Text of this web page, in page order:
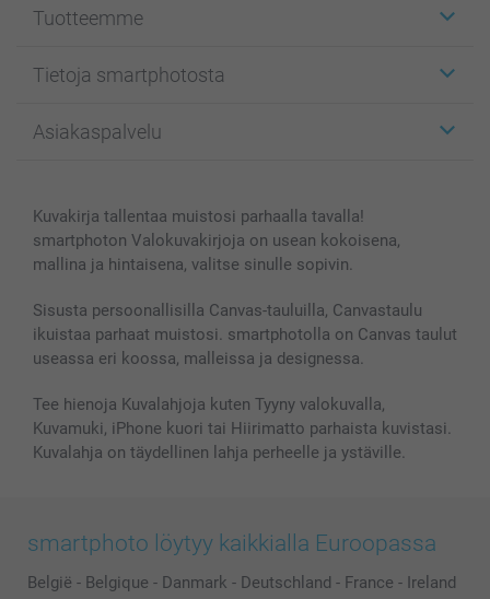
Tuotteemme
Kuvakortit
Kuvakirjat
Kännykkä & Tabletti
MyNameBook
Valokuvakehykset & Lisätarvikkeet
Lahjakortti
Kaikki kuvatuotteet
Tietoja smartphotosta
Affiliate ohjelma
Sivukartta
Ehdot/takuut
Asiakaspalvelu
smartbonus
Hinnat & maksutavat
Kuvakirja tallentaa muistosi parhaalla tavalla!
smartphoton Valokuvakirjoja on usean kokoisena,
mallina ja hintaisena, valitse sinulle sopivin.
Sisusta persoonallisilla Canvas-tauluilla, Canvastaulu
ikuistaa parhaat muistosi. smartphotolla on Canvas taulut
useassa eri koossa, malleissa ja designessa.
Tee hienoja Kuvalahjoja kuten Tyyny valokuvalla,
Kuvamuki, iPhone kuori tai Hiirimatto parhaista kuvistasi.
Kuvalahja on täydellinen lahja perheelle ja ystäville.
smartphoto löytyy kaikkialla Euroopassa
België - Belgique - Danmark - Deutschland - France - Ireland